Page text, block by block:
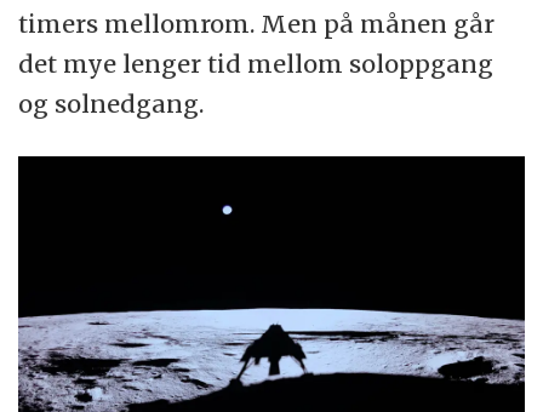
timers mellomrom. Men på månen går
det mye lenger tid mellom soloppgang
og solnedgang.